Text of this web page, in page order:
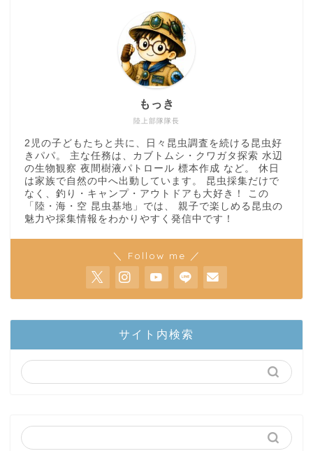
陸上部隊隊長
もっき
2児の子どもたちと共に、日々昆虫調査を続ける昆虫好
きパパ。 主な任務は、カブトムシ・クワガタ探索 水辺
の生物観察 夜間樹液パトロール 標本作成 など。 休日
は家族で自然の中へ出動しています。 昆虫採集だけで
なく、釣り・キャンプ・アウトドアも大好き！ この
「陸・海・空 昆虫基地」では、 親子で楽しめる昆虫の
魅力や採集情報をわかりやすく発信中です！
＼ Follow me ／
サイト内検索
陸上部隊
世界のカブトムシ